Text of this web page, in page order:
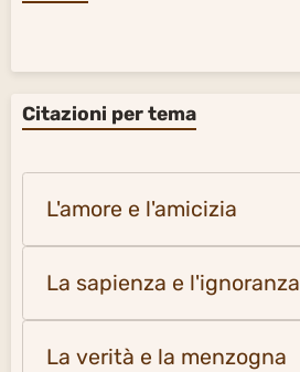
Citazioni per tema
L'amore e l'amicizia
La sapienza e l'ignoranza
La verità e la menzogna